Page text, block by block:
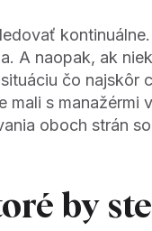
A naopak, ak
čo najskôr
mali s manažérmi
oboch strán so
by ste